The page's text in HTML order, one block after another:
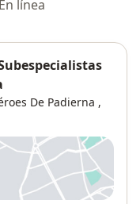
En línea
De Padierna ,
en una nueva